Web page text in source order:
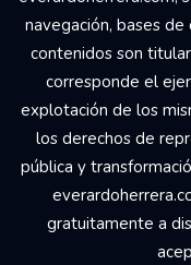
navegación, bases
contenidos son
corresponde el
explotación de los
los derechos de
pública y
gratuitamente a